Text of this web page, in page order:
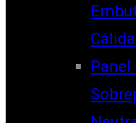
Panel